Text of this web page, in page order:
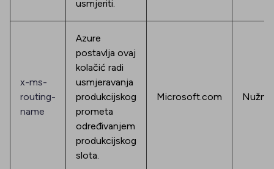
usmjeriti.
x-ms-
routing-
name
Azure
postavlja ovaj
kolačić radi
usmjeravanja
produkcijskog
prometa
određivanjem
produkcijskog
slota.
Microsoft.com Nužno